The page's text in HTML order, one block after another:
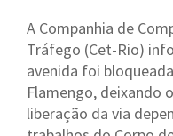
A Companhia de
Tráfego (Cet-Rio)
avenida foi
Flamengo, deixando
liberação da via